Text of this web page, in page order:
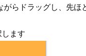
がらドラッグし、先
ます